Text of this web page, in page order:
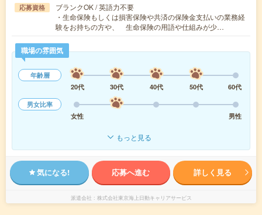
応募資格
ブランクOK / 英語力不要
・生命保険もしくは損害保険や共済の保険金支払いの業務経
験をお持ちの方や、 生命保険の用語や仕組みが少…
職場の雰囲気
年齢層
20代
30代 40代 50代
60代
男女比率
女性
男性
もっと見る
気になる! 応募へ進む 詳しく見る
派遣会社 株式会社東京海上日動キャリアサービス